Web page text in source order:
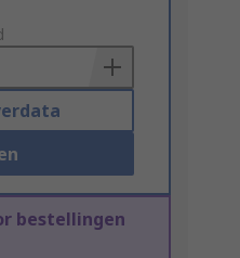
bestellingen